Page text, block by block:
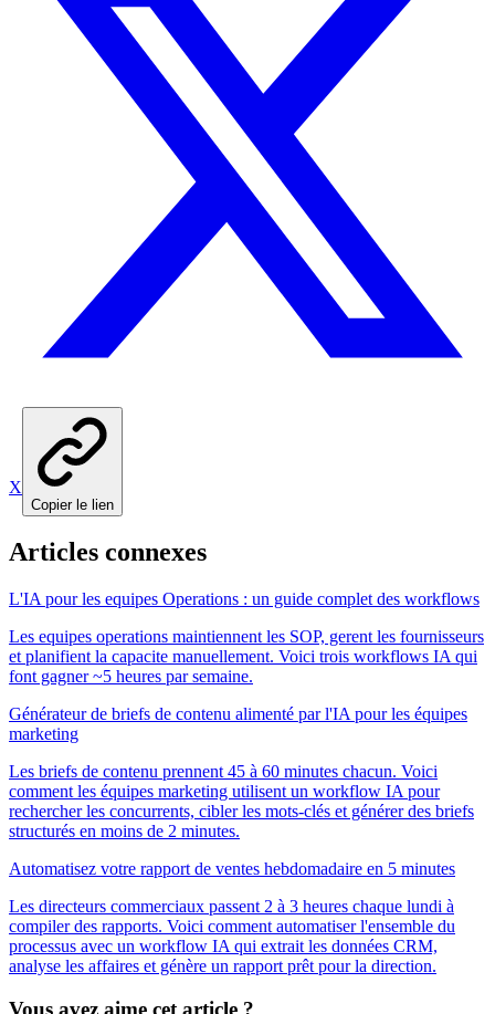
X
Copier le lien
Articles connexes
L'IA pour les equipes Operations : un guide complet des workflows
Les equipes operations maintiennent les SOP, gerent les fournisseurs
et planifient la capacite manuellement. Voici trois workflows IA qui
font gagner ~5 heures par semaine.
Générateur de briefs de contenu alimenté par l'IA pour les équipes
marketing
Les briefs de contenu prennent 45 à 60 minutes chacun. Voici
comment les équipes marketing utilisent un workflow IA pour
rechercher les concurrents, cibler les mots-clés et générer des briefs
structurés en moins de 2 minutes.
Automatisez votre rapport de ventes hebdomadaire en 5 minutes
Les directeurs commerciaux passent 2 à 3 heures chaque lundi à
compiler des rapports. Voici comment automatiser l'ensemble du
processus avec un workflow IA qui extrait les données CRM,
analyse les affaires et génère un rapport prêt pour la direction.
Vous avez aime cet article ?